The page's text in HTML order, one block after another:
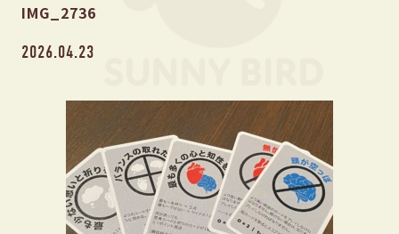
IMG_2736
2026.04.23